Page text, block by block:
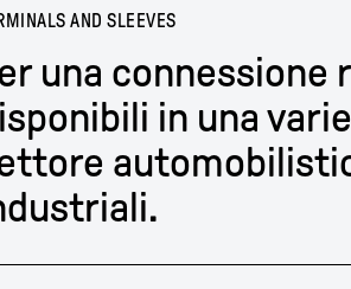
AND SLEEVES
una connessione
in una